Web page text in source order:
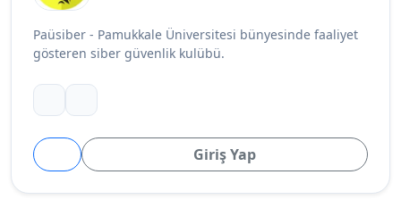
Paüsiber - Pamukkale Üniversitesi bünyesinde faaliyet
gösteren siber güvenlik kulübü.
Giriş Yap